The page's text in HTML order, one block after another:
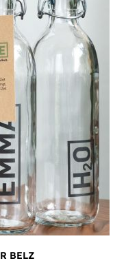
BELZ